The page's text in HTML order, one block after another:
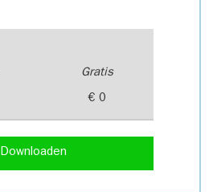
Gratis
€ 0
Downloaden